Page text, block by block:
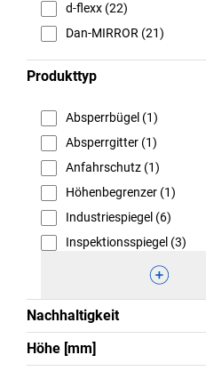
d-flexx (22)
Dan-MIRROR (21)
Produkttyp
Absperrbügel (1)
Absperrgitter (1)
Anfahrschutz (1)
Höhenbegrenzer (1)
Industriespiegel (6)
Inspektionsspiegel (3)
Nachhaltigkeit
Höhe [mm]